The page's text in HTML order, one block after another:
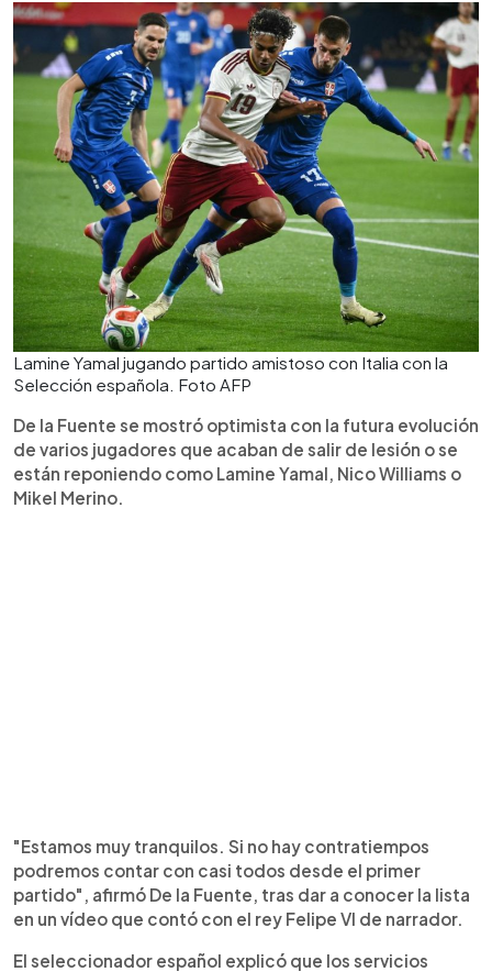
Lamine Yamal jugando partido amistoso con Italia con la
Selección española. Foto AFP
De la Fuente se mostró optimista con la futura evolución
de varios jugadores que acaban de salir de lesión o se
están reponiendo como Lamine Yamal, Nico Williams o
Mikel Merino.
"Estamos muy tranquilos. Si no hay contratiempos
podremos contar con casi todos desde el primer
partido", afirmó De la Fuente, tras dar a conocer la lista
en un vídeo que contó con el rey Felipe VI de narrador.
El seleccionador español explicó que los servicios